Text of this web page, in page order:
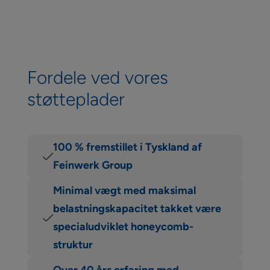
Fordele ved vores
støtteplader
100 % fremstillet i Tyskland af
Feinwerk Group
Minimal vægt med maksimal
belastningskapacitet takket være
specialudviklet honeycomb-
struktur